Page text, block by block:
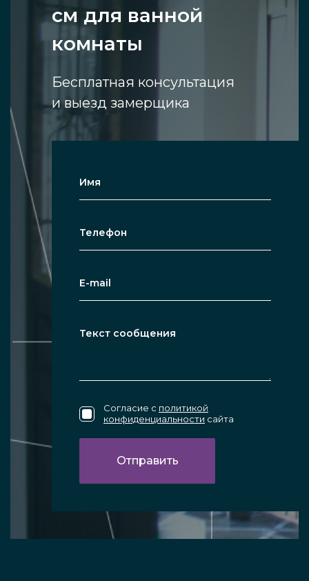
см для ванной
комнаты
Бесплатная консультация
и выезд замерщика
Согласие с политикой
конфиденциальности сайта